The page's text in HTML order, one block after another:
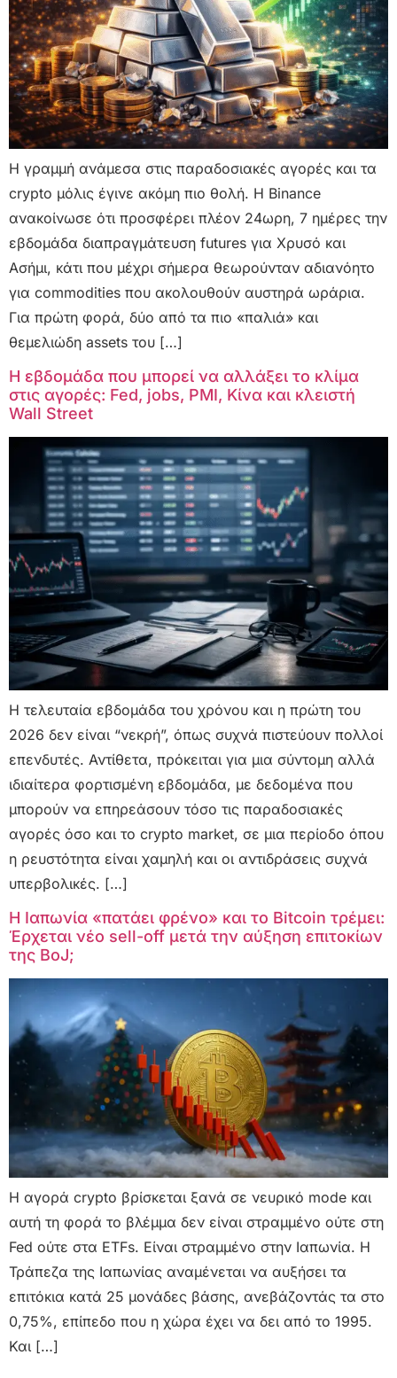
Η γραμμή ανάμεσα στις παραδοσιακές αγορές και τα
crypto μόλις έγινε ακόμη πιο θολή. Η Binance
ανακοίνωσε ότι προσφέρει πλέον 24ωρη, 7 ημέρες την
εβδομάδα διαπραγμάτευση futures για Χρυσό και
Ασήμι, κάτι που μέχρι σήμερα θεωρούνταν αδιανόητο
για commodities που ακολουθούν αυστηρά ωράρια.
Για πρώτη φορά, δύο από τα πιο «παλιά» και
θεμελιώδη assets του […]
Η εβδομάδα που μπορεί να αλλάξει το κλίμα
στις αγορές: Fed, jobs, PMI, Κίνα και κλειστή
Wall Street
Η τελευταία εβδομάδα του χρόνου και η πρώτη του
2026 δεν είναι “νεκρή”, όπως συχνά πιστεύουν πολλοί
επενδυτές. Αντίθετα, πρόκειται για μια σύντομη αλλά
ιδιαίτερα φορτισμένη εβδομάδα, με δεδομένα που
μπορούν να επηρεάσουν τόσο τις παραδοσιακές
αγορές όσο και το crypto market, σε μια περίοδο όπου
η ρευστότητα είναι χαμηλή και οι αντιδράσεις συχνά
υπερβολικές. […]
Η Ιαπωνία «πατάει φρένο» και το Bitcoin τρέμει:
Έρχεται νέο sell-off μετά την αύξηση επιτοκίων
της BoJ;
Η αγορά crypto βρίσκεται ξανά σε νευρικό mode και
αυτή τη φορά το βλέμμα δεν είναι στραμμένο ούτε στη
Fed ούτε στα ETFs. Είναι στραμμένο στην Ιαπωνία. Η
Τράπεζα της Ιαπωνίας αναμένεται να αυξήσει τα
επιτόκια κατά 25 μονάδες βάσης, ανεβάζοντάς τα στο
0,75%, επίπεδο που η χώρα έχει να δει από το 1995.
Και […]